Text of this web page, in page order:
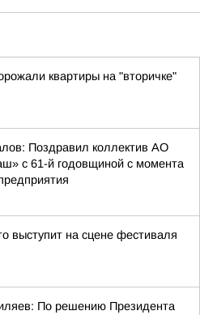
квартиры на "вторичке"
Поздравил коллектив АО
с 61-й годовщиной с момента
выступит на сцене фестиваля
По решению Президента